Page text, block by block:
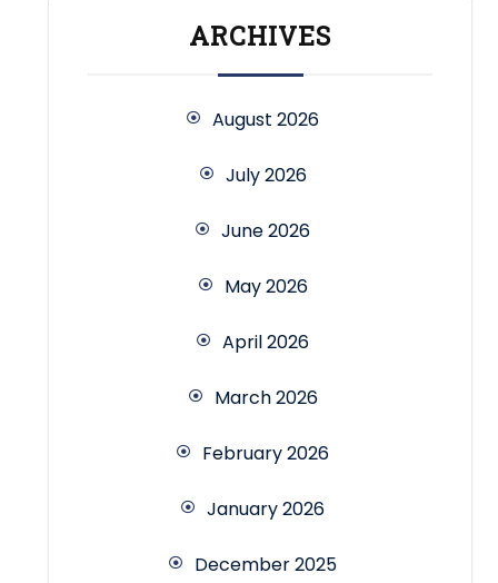
ARCHIVES
August 2026
July 2026
June 2026
May 2026
April 2026
March 2026
February 2026
January 2026
December 2025